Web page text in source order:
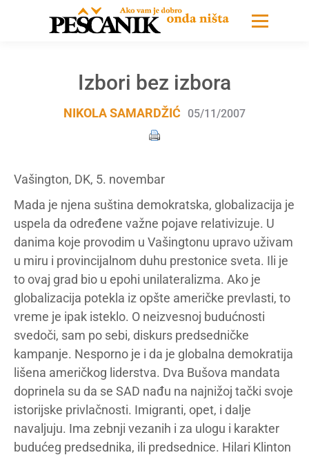
Izbori bez izbora
NIKOLA SAMARDŽIĆ 05/11/2007
Vašington, DK, 5. novembar
Mada je njena suština demokratska, globalizacija je
uspela da određene važne pojave relativizuje. U
danima koje provodim u Vašingtonu upravo uživam
u miru i provincijalnom duhu prestonice sveta. Ili je
to ovaj grad bio u epohi unilateralizma. Ako je
globalizacija potekla iz opšte američke prevlasti, to
vreme je ipak isteklo. O neizvesnoj budućnosti
svedoči, sam po sebi, diskurs predsedničke
kampanje. Nesporno je i da je globalna demokratija
lišena američkog liderstva. Dva Bušova mandata
doprinela su da se SAD nađu na najnižoj tački svoje
istorijske privlačnosti. Imigranti, opet, i dalje
navaljuju. Ima zebnji vezanih i za ulogu i karakter
budućeg predsednika, ili predsednice. Hilari Klinton